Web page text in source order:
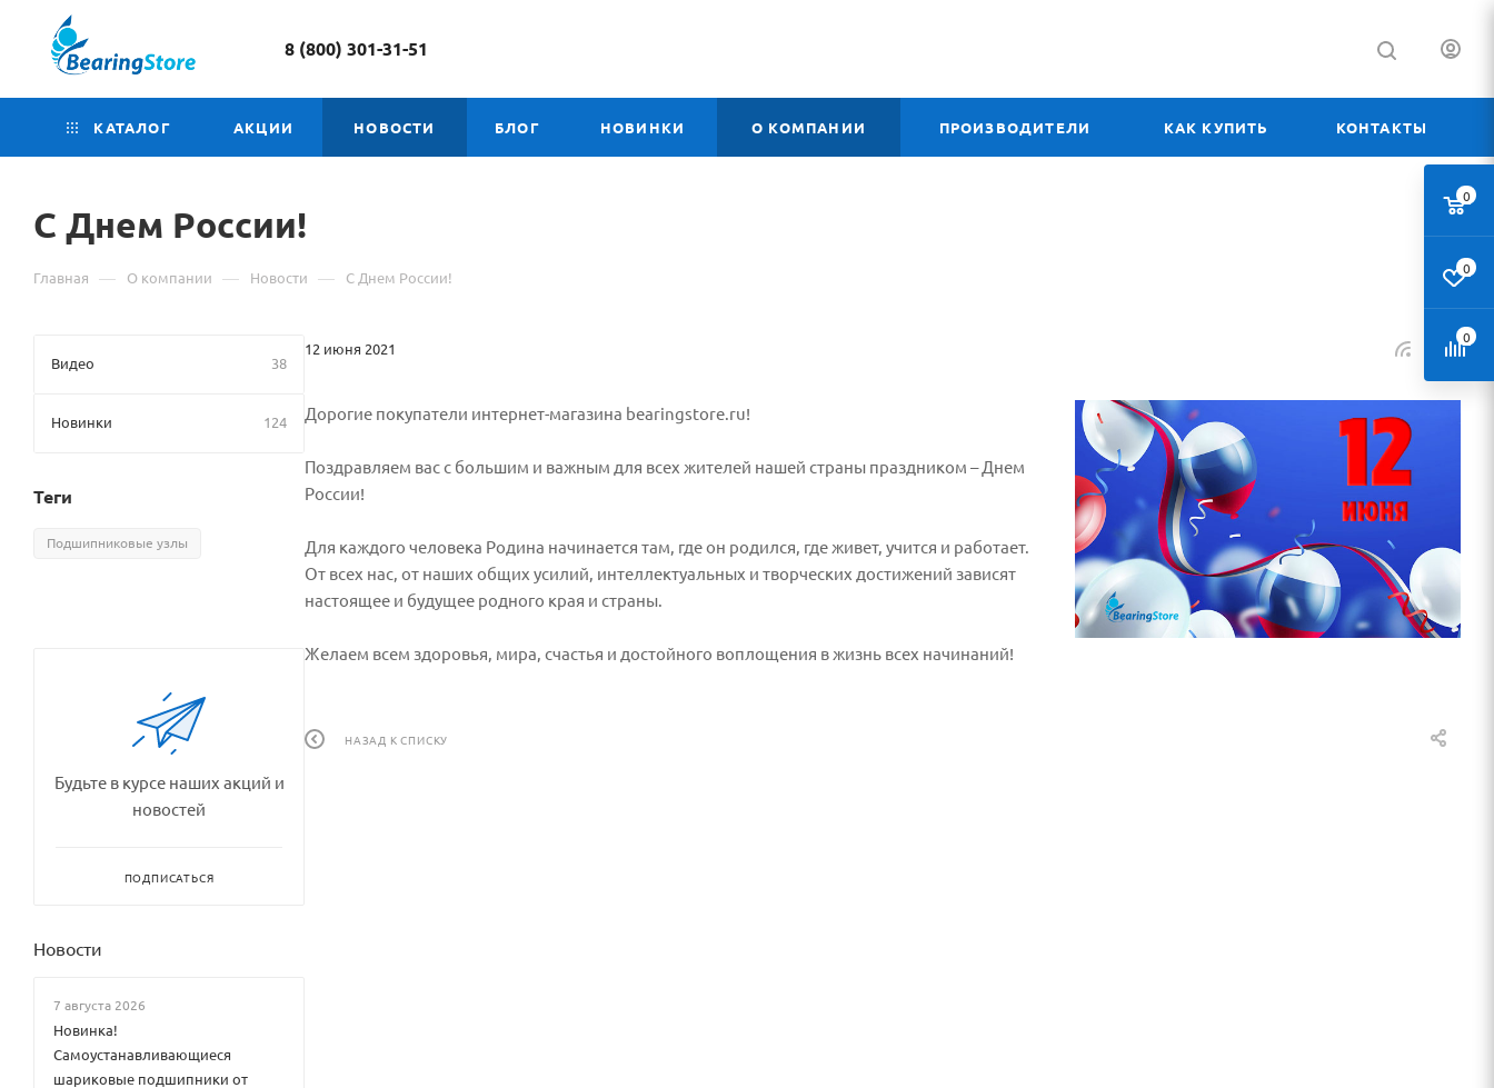
8 (800) 301-31-51
КАТАЛОГ АКЦИИ НОВОСТИ БЛОГ НОВИНКИ О КОМПАНИИ ПРОИЗВОДИТЕЛИ КАК КУПИТЬ КОНТАКТЫ
С Днем России!
Главная — О компании — Новости — С Днем России!
12 июня 2021
Дорогие покупатели интернет-магазина bearingstore.ru!
Поздравляем вас с большим и важным для всех жителей нашей страны праздником – Днем
России!
Для каждого человека Родина начинается там, где он родился, где живет, учится и работает.
От всех нас, от наших общих усилий, интеллектуальных и творческих достижений зависят
настоящее и будущее родного края и страны.
Желаем всем здоровья, мира, счастья и достойного воплощения в жизнь всех начинаний!
НАЗАД К СПИСКУ
Видео 38
Новинки 124
Теги
Подшипниковые узлы
Будьте в курсе наших акций и
новостей
ПОДПИСАТЬСЯ
Новости
7 августа 2026
Новинка!
Самоустанавливающиеся
шариковые подшипники от
0
0
0